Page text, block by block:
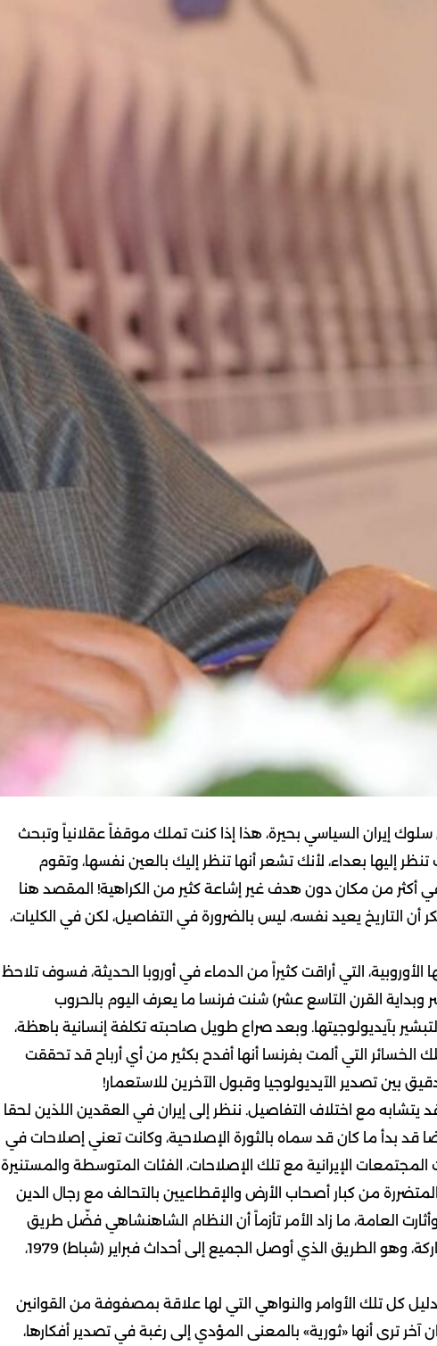
إيران السياسي بحيرة، هذا إذا كنت تملك موقفاً عقلانياً وتبحث
إليها بعداء، لأنك تشعر أنها تنظر إليك بالعين نفسها، وتقوم
من مكان دون هدف غير إشاعة كثير من الكراهية! المقصد هنا
التاريخ يعيد نفسه، ليس بالضرورة في التفاصيل، لكن في الكليات،
التي أراقت كثيراً من الدماء في أوروبا الحديثة، فسوف تلاحظ
وبداية القرن التاسع عشر) شنت فرنسا ما يعرف اليوم بالحروب
بآيديولوجيتها. وبعد صراع طويل صاحبته تكلفة إنسانية باهظة،
التي ألمت بفرنسا أنها أفدح بكثير من أي أرباح قد تحققت
بين تصدير الآيديولوجيا وقبول الآخرين للاستعمار!
يتشابه مع اختلاف التفاصيل. ننظر إلى إيران في العقدين اللذين لحقا
الشاه محمد رضا قد بدأ ما كان قد سماه بالثورة الإصلاحية، وكانت تعني إصلاحات في
الإيرانية مع تلك الإصلاحات، الفئات المتوسطة والمستنيرة
من كبار أصحاب الأرض والإقطاعيين بالتحالف مع رجال الدين
العامة، ما زاد الأمر تأزماً أن النظام الشاهنشاهي فضّل طريق
القمع بدلاً من طريق الإقناع، والإجبار بدلاً من المشاركة، وهو الطريق الذي أوصل الجميع إلى أحداث فبراير (شباط) 1979،
كل تلك الأوامر والنواهي التي لها علاقة بمصفوفة من القوانين
آخر ترى أنها «ثورية» بالمعنى المؤدي إلى رغبة في تصدير أفكارها،